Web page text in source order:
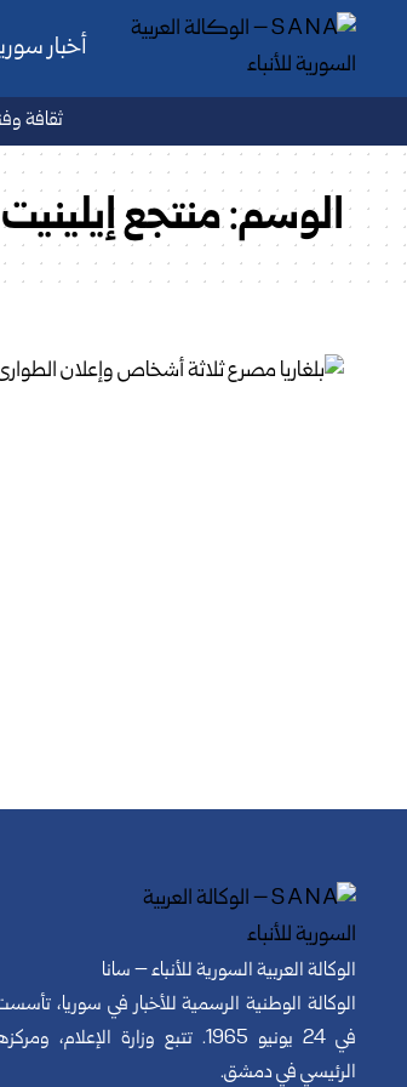
أخبار
ثقافة
الوسم:منتجع إيلينيت
الوكالة العربية السورية للأنباء – سانا
الوكالة الوطنية الرسمية للأخبار في سوريا،
في 24 يونيو 1965. تتبع وزارة الإعلام،
الرئيسي في دمشق.